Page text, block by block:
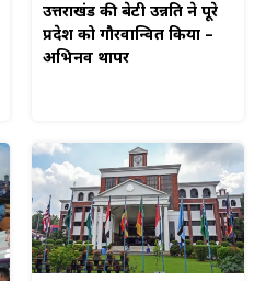
उत्तराखंड की बेटी उन्नति ने पूरे
प्रदेश को गौरवान्वित किया –
अभिनव थापर